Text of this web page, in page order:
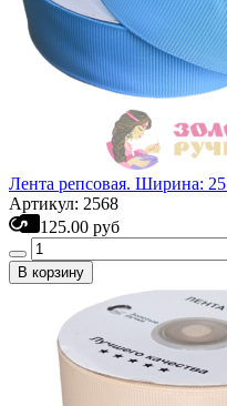
Лента репсовая. Ширина:
Артикул: 2568
125.00 руб
В корзину